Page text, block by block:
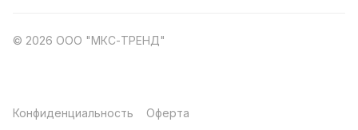
© 2026 ООО "МКС-ТРЕНД"
Конфиденциальность Оферта